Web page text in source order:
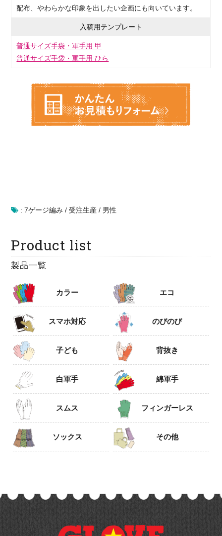
配布、やわらかな印象を出したい企画にも向いています。
入稿用テンプレート
普通サイズ手袋・軍手用 甲
普通サイズ手袋・軍手用 ひら
:7ゲージ編み /受注生産 / 男性
Product list
製品一覧
カラー エコ
スマホ対応 のびのび
子ども 背抜き
白軍手 綿軍手
スムス フィンガーレス
ソックス その他